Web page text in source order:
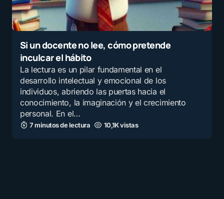
Si un docente no lee, cómo pretende
inculcar el hábito
La lectura es un pilar fundamental en el
desarrollo intelectual y emocional de los
individuos, abriendo las puertas hacia el
conocimiento, la imaginación y el crecimiento
personal. En el…
7 minutos de lectura 10,1K vistas